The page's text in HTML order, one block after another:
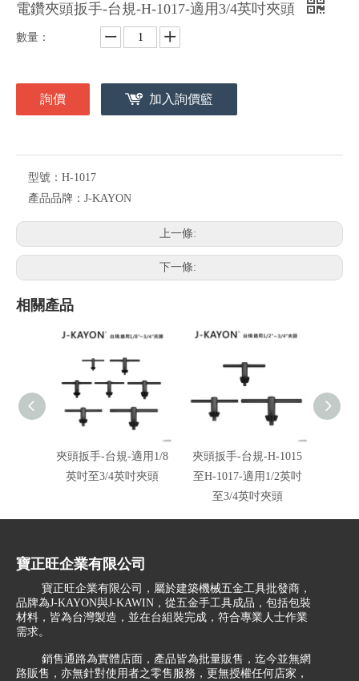
電鑽夾頭扳手-台規-H-1017-適用3/4英吋夾頭
數量：
詢價 加入詢價籃
型號： H-1017
產品品牌： J-KAYON
上一條:
下一條:
相關產品
夾頭扳手-台規-適用1/8
英吋至3/4英吋夾頭
夾頭扳手-台規-H-1015
至H-1017-適用1/2英吋
至3/4英吋夾頭
寶正旺企業有限公司
寶正旺企業有限公司，屬於建築機械五金工具批發商，
品牌為J-KAYON與J-KAWIN，從五金手工具成品，包括包裝
材料，皆為台灣製造，並在台組裝完成，符合專業人士作業
需求。
銷售通路為實體店面，產品皆為批量販售，迄今並無網
路販售，亦無針對使用者之零售服務，更無授權任何店家，